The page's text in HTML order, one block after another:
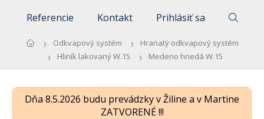
Referencie
Kontakt Prihlásiť sa
Odkvapový systém
Hranatý odkvapový systém
Hliník lakovaný W.15
Medeno hnedá W.15
Dňa 8.5.2026 budu prevádzky v Žiline a v Martine
ZATVORENÉ !!!